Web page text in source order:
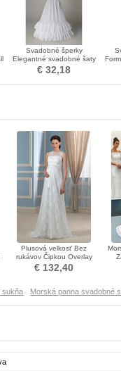
Svadobné šperky
Elegantné svadobné šaty
Elastický pás Polyester taft
€ 32,18
Plusová velkosť Bez
rukávov Čipkou Overlay
Impéria Svadobné šaty
€ 132,40
sukňa Morská panna svadobné